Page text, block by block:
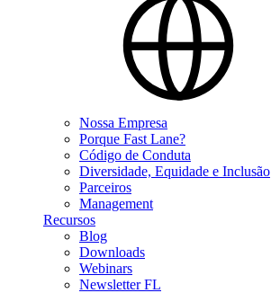
Nossa Empresa
Porque Fast Lane?
Código de Conduta
Diversidade, Equidade e Inclusão
Parceiros
Management
Recursos
Blog
Downloads
Webinars
Newsletter FL